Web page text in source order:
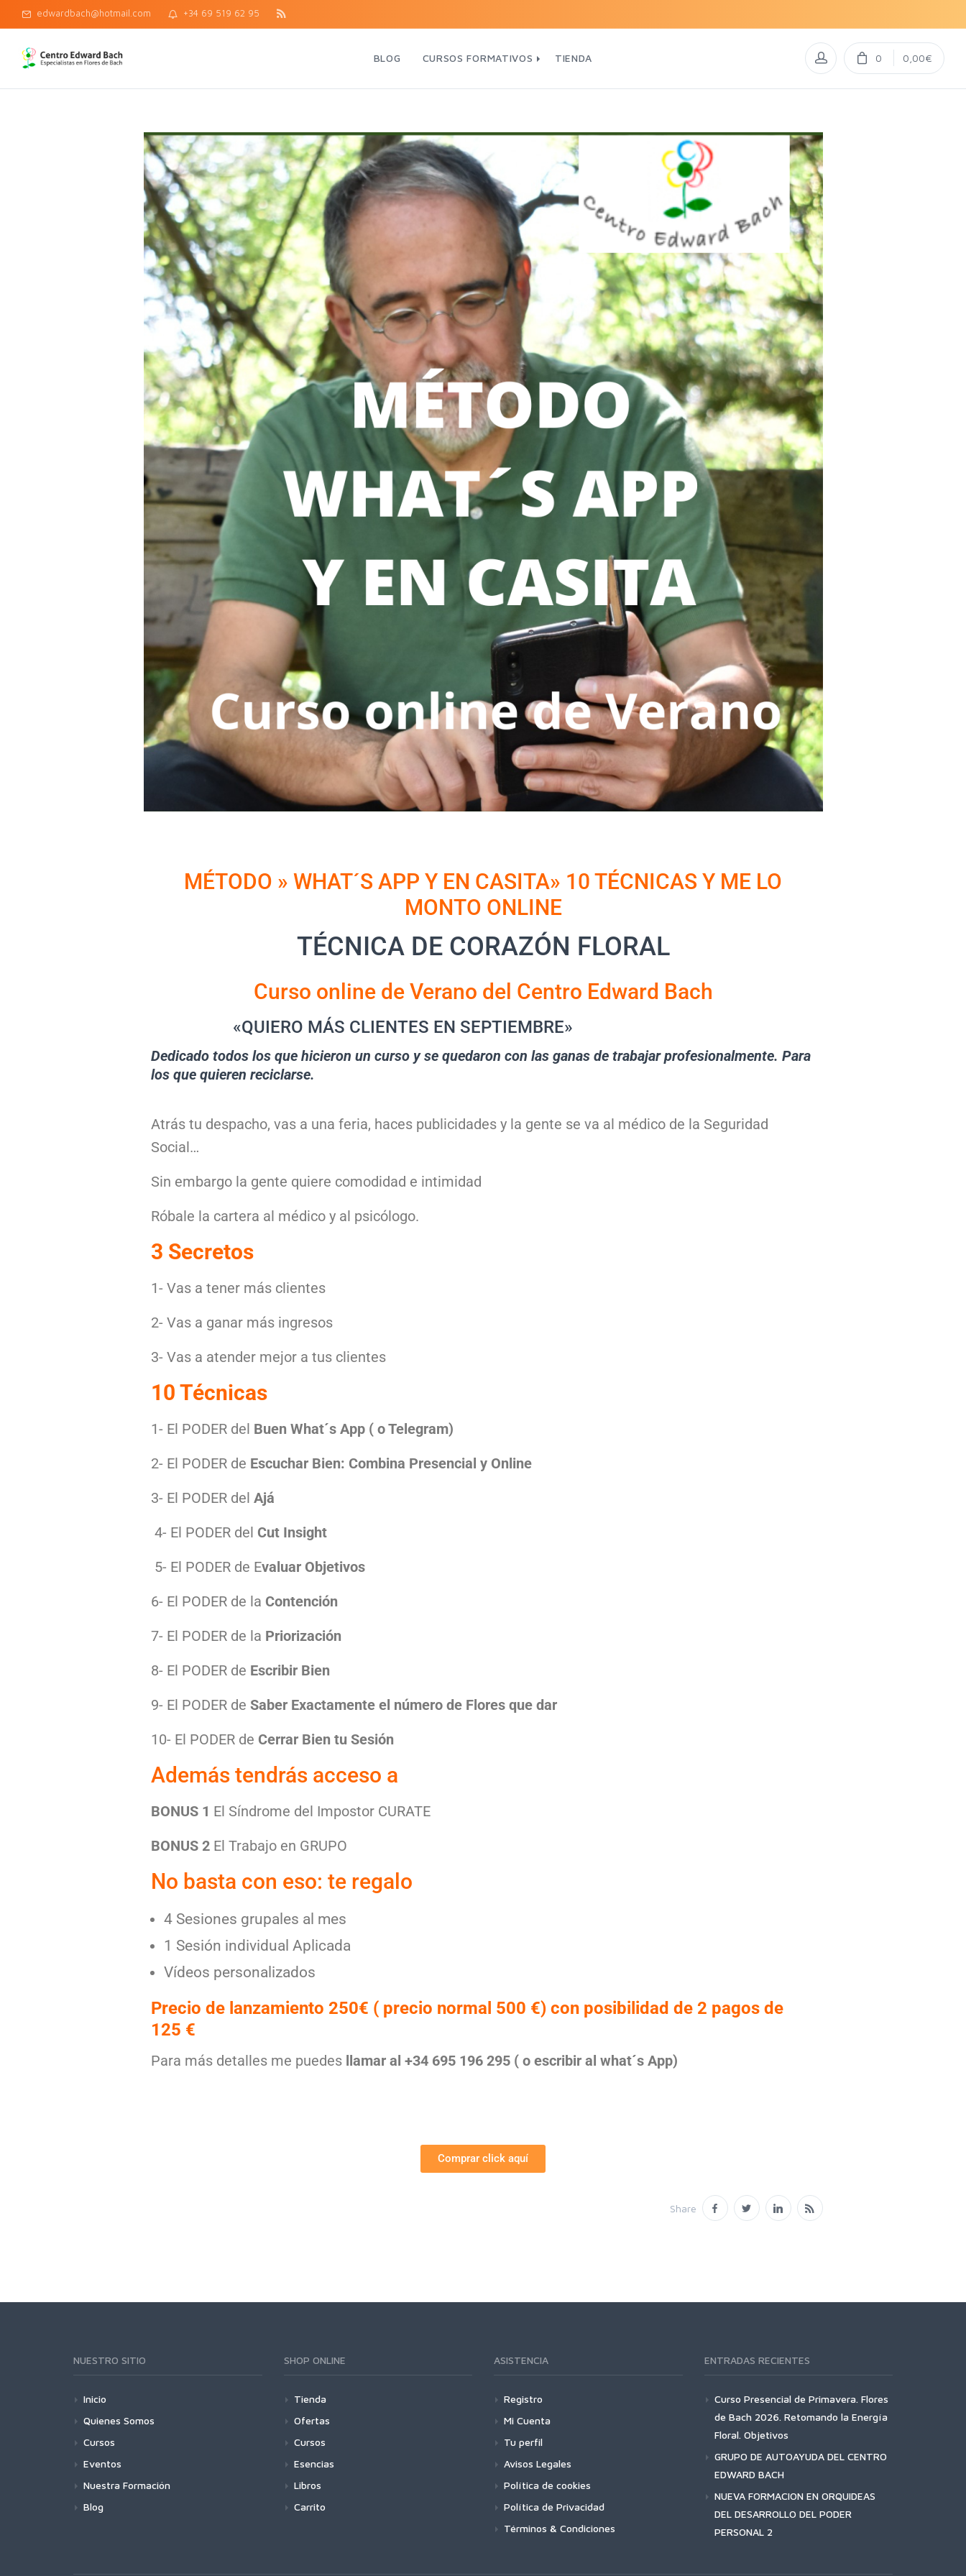
edwardbach@hotmail.com +34 69 519 62 95
BLOG CURSOS FORMATIVOS TIENDA 0 0,00€
MÉTODO » WHAT´S APP Y EN CASITA» 10 TÉCNICAS Y ME LO
MONTO ONLINE
TÉCNICA DE CORAZÓN FLORAL
Curso online de Verano del Centro Edward Bach
«QUIERO MÁS CLIENTES EN SEPTIEMBRE»
Dedicado todos los que hicieron un curso y se quedaron con las ganas de trabajar profesionalmente. Para
los que quieren reciclarse.
Atrás tu despacho, vas a una feria, haces publicidades y la gente se va al médico de la Seguridad
Social…
Sin embargo la gente quiere comodidad e intimidad
Róbale la cartera al médico y al psicólogo.
3 Secretos
1- Vas a tener más clientes
2- Vas a ganar más ingresos
3- Vas a atender mejor a tus clientes
10 Técnicas
1- El PODER del Buen What´s App ( o Telegram)
2- El PODER de Escuchar Bien: Combina Presencial y Online
3- El PODER del Ajá
4- El PODER del Cut Insight
5- El PODER de Evaluar Objetivos
6- El PODER de la Contención
7- El PODER de la Priorización
8- El PODER de Escribir Bien
9- El PODER de Saber Exactamente el número de Flores que dar
10- El PODER de Cerrar Bien tu Sesión
Además tendrás acceso a
BONUS 1 El Síndrome del Impostor CURATE
BONUS 2El Trabajo en GRUPO
No basta con eso: te regalo
4 Sesiones grupales al mes
1 Sesión individual Aplicada
Vídeos personalizados
Precio de lanzamiento 250€ ( precio normal 500 €) con posibilidad de 2 pagos de
125 €
Para más detalles me puedes llamar al +34 695 196 295 ( o escribir al what´s App)
Comprar click aquí
Share
NUESTRO SITIO
Inicio
Quienes Somos
Cursos
Eventos
Nuestra Formación
Blog
SHOP ONLINE
Tienda
Ofertas
Cursos
Esencias
Libros
Carrito
ASISTENCIA
Registro
Mi Cuenta
Tu perfil
Avisos Legales
Política de cookies
Política de Privacidad
Términos & Condiciones
ENTRADAS RECIENTES
Curso Presencial de Primavera. Flores
de Bach 2026. Retomando la Energía
Floral. Objetivos
GRUPO DE AUTOAYUDA DEL CENTRO
EDWARD BACH
NUEVA FORMACION EN ORQUIDEAS
DEL DESARROLLO DEL PODER
PERSONAL 2